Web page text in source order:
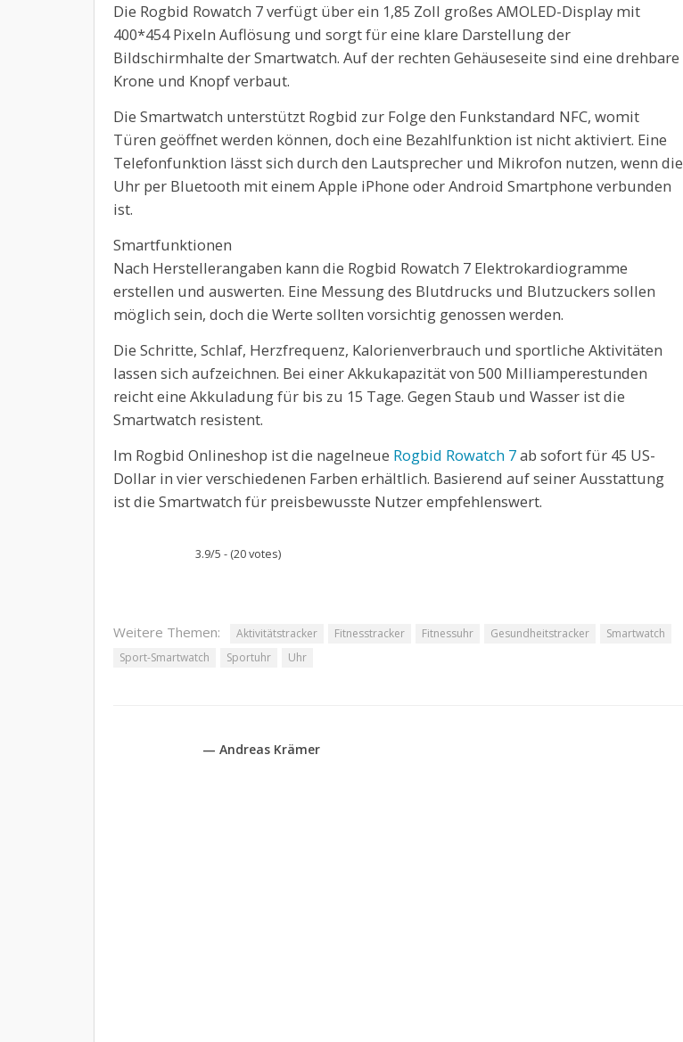
Die Rogbid Rowatch 7 verfügt über ein 1,85 Zoll großes AMOLED-Display mit
400*454 Pixeln Auflösung und sorgt für eine klare Darstellung der
Bildschirmhalte der Smartwatch. Auf der rechten Gehäuseseite sind eine drehbare
Krone und Knopf verbaut.
Die Smartwatch unterstützt Rogbid zur Folge den Funkstandard NFC, womit
Türen geöffnet werden können, doch eine Bezahlfunktion ist nicht aktiviert. Eine
Telefonfunktion lässt sich durch den Lautsprecher und Mikrofon nutzen, wenn die
Uhr per Bluetooth mit einem Apple iPhone oder Android Smartphone verbunden
ist.
Smartfunktionen
Nach Herstellerangaben kann die Rogbid Rowatch 7 Elektrokardiogramme
erstellen und auswerten. Eine Messung des Blutdrucks und Blutzuckers sollen
möglich sein, doch die Werte sollten vorsichtig genossen werden.
Die Schritte, Schlaf, Herzfrequenz, Kalorienverbrauch und sportliche Aktivitäten
lassen sich aufzeichnen. Bei einer Akkukapazität von 500 Milliamperestunden
reicht eine Akkuladung für bis zu 15 Tage. Gegen Staub und Wasser ist die
Smartwatch resistent.
Im Rogbid Onlineshop ist die nagelneue Rogbid Rowatch 7ab sofort für 45 US-
Dollar in vier verschiedenen Farben erhältlich. Basierend auf seiner Ausstattung
ist die Smartwatch für preisbewusste Nutzer empfehlenswert.
3.9/5 - (20 votes)
Weitere Themen: Aktivitätstracker Fitnesstracker Fitnessuhr Gesundheitstracker
Smartwatch
Sport-Smartwatch
Sportuhr Uhr
— Andreas Krämer